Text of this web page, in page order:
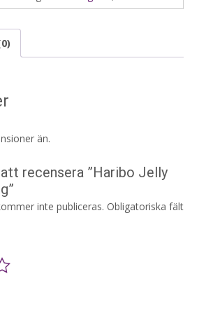
än.
recensera ”Haribo Jelly
inte publiceras. Obligatoriska fält